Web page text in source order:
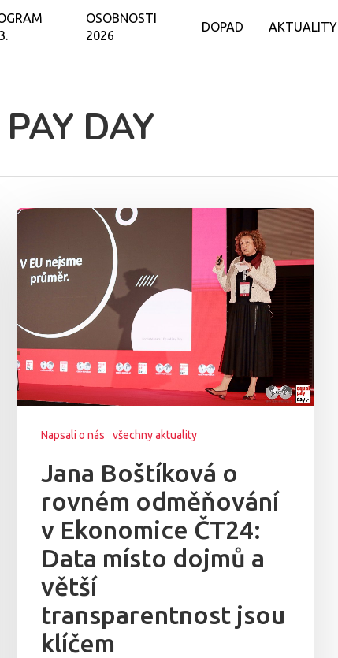
OSOBNOSTI
2026
DOPAD AKTUALITY
DAY
Napsali o nás všechny aktuality
Jana Boštíková o
rovném odměňování
v Ekonomice ČT24:
Data místo dojmů a
větší
transparentnost jsou
klíčem